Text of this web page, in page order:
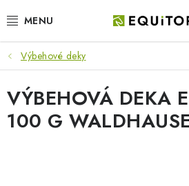
na
JAZDEC
KÔŇ
PONY
Výbehové deky
VÝBEHOVÁ DEKA
100 G